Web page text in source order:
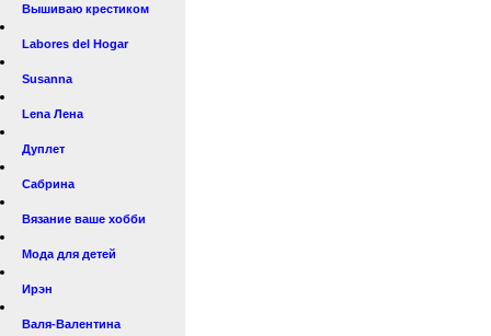
Вышиваю крестиком
Labores del Hogar
Susanna
Lena Лена
Дуплет
Сабрина
Вязание ваше хобби
Мода для детей
Ирэн
Валя-Валентина